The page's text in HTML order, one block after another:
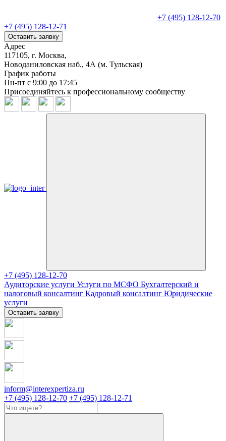
+7 (495) 128-12-70
+7 (495) 128-12-71
Оставить заявку
Адрес
117105, г. Москва,
Новоданиловская наб., 4А (м. Тульская)
График работы
Пн-пт с 9:00 до 17:45
Присоединяйтесь к профессиональному сообществу
+7 (495) 128-12-70
Аудиторские услуги Услуги по МСФО Бухгалтерский и
налоговый консалтинг Кадровый консалтинг Юридические
услуги
Оставить заявку
inform@interexpertiza.ru
+7 (495) 128-12-70 +7 (495) 128-12-71